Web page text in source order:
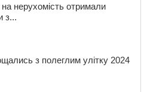
нерухомість отримали
з...
з полеглим улітку 2024